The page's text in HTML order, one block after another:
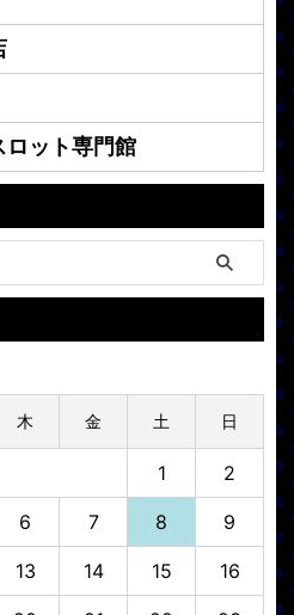
ロット専門館
木 金 土 日
1 2
6 7 8 9
13 14 15 16